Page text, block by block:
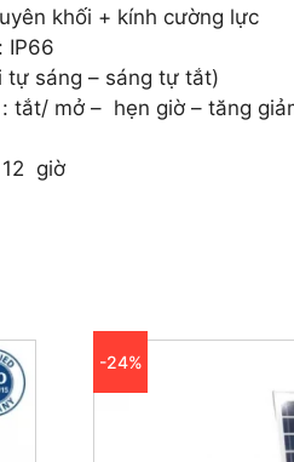
khối + kính cường lực
IP66
tự sáng – sáng tự tắt)
tắt/ mở – hẹn giờ – tăng
giờ
-24%